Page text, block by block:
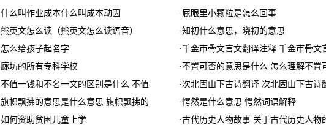
什么叫作业成本什么叫成本动因 · 屁眼里小颗粒是怎么回事
熊英文怎么读（熊英文怎么读语音） ·知初什么意思，晓初的意思
怎么给孩子起名字 ·千金市骨文言文翻译注释 千金市骨文
廊坊的所有专科学校 ·不置可否的意思是什么 怎么理解不置可
不值一钱和不名一文的区别是什么 不值 ·次北固山下古诗翻译 次北固山下古诗
旗帜飘拂的意思是什么意思 旗帜飘拂的 ·愕然是什么意思 愕然词语解释
如何资助贫困儿童上学 ·古代历史人物故事 关于古代历史人物